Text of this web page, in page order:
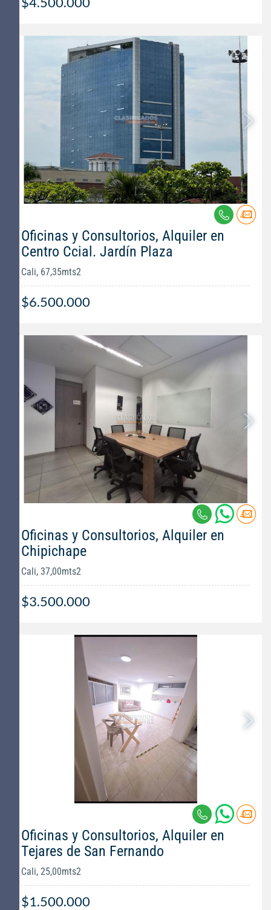
Oficinas y Consultorios, Alquiler en
Centro Ccial. Jardín Plaza
Cali, 67,35mts2
$6.500.000
Oficinas y Consultorios, Alquiler en
Chipichape
Cali, 37,00mts2
$3.500.000
Oficinas y Consultorios, Alquiler en
Tejares de San Fernando
Cali, 25,00mts2
$1.500.000